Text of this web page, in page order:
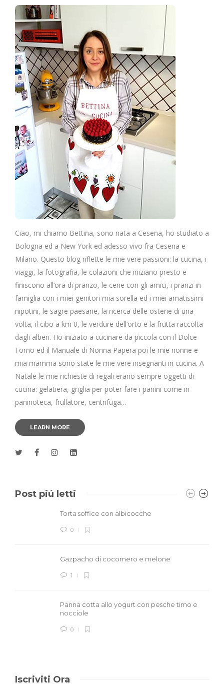
Ciao, mi chiamo Bettina, sono nata a Cesena, ho studiato a
Bologna ed a New York ed adesso vivo fra Cesena e
Milano. Questo blog riflette le mie vere passioni: la cucina, i
viaggi, la fotografia, le colazioni che iniziano presto e
finiscono all’ora di pranzo, le cene con gli amici, i pranzi in
famiglia con i miei genitori mia sorella ed i miei amatissimi
nipotini, le sagre paesane, la ricerca delle osterie di una
volta, il cibo a km 0, le verdure dell’orto e la frutta raccolta
dagli alberi. Ho iniziato a cucinare da piccola con il Dolce
Forno ed il Manuale di Nonna Papera poi le mie nonne e
mia mamma sono state le mie vere insegnanti in cucina. A
Natale le mie richieste di regali erano sempre oggetti di
cucina: gelatiera, griglia per poter fare i panini come in
paninoteca, frullatore, centrifuga…
LEARN MORE
Post piú letti
Torta soffice con albicocche
0
Gazpacho di cocomero e melone
1
Panna cotta allo yogurt con pesche timo e
nocciole
0
Iscriviti Ora